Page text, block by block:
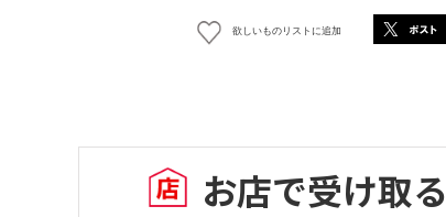
欲しいものリストに追加
お店で受け取る